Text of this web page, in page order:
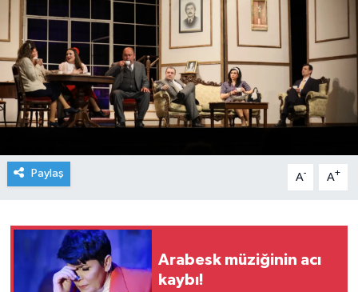
Paylaş A- A+
Arabesk müziğinin acı
kaybı!